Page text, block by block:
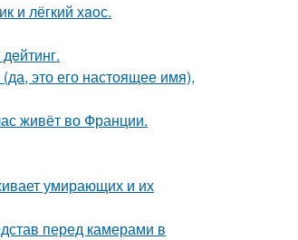
и лёгкий хaoс.
это его настоящее имя),
живёт во Франции.
умирающих и их
перед камерами в